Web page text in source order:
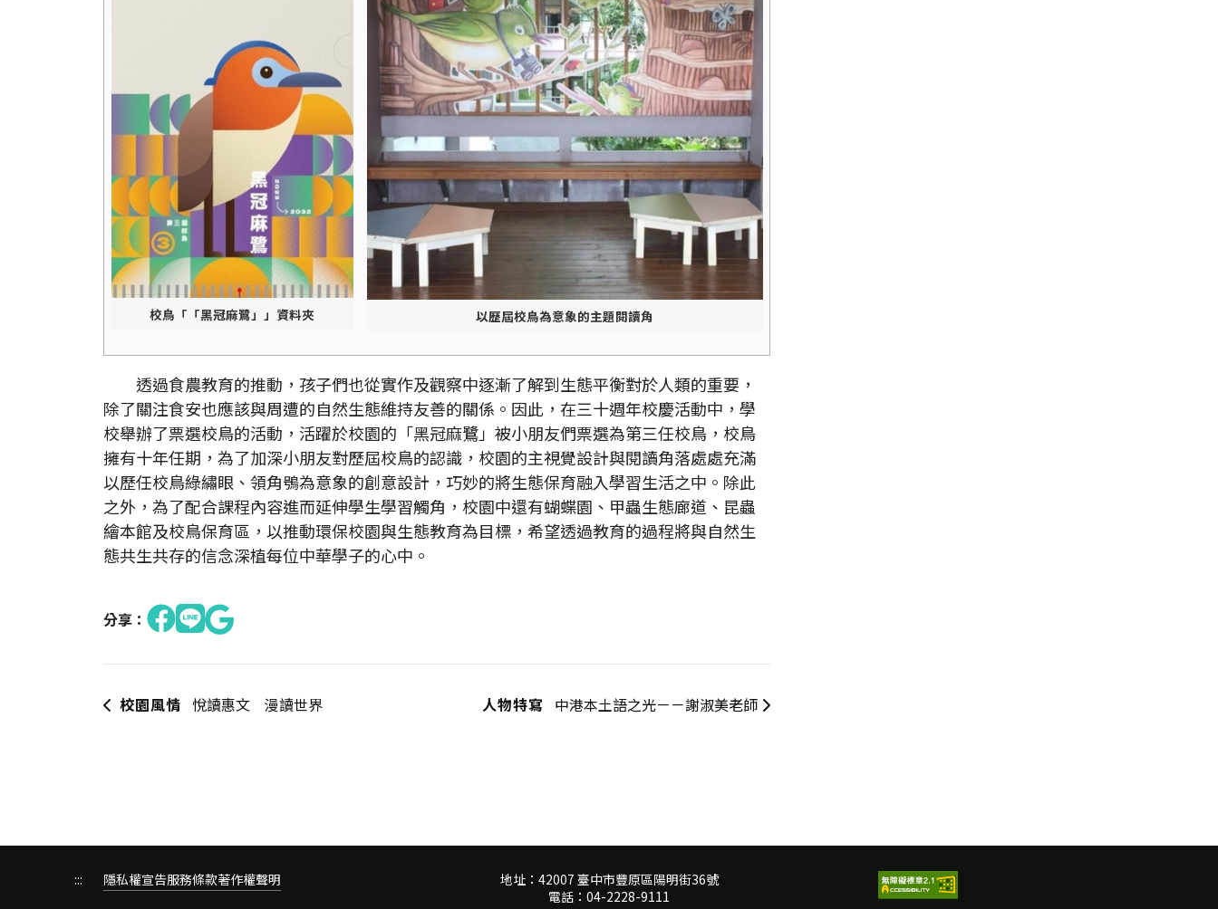
校鳥「「黑冠麻鷺」」資料夾 以歷屆校鳥為意象的主題閱讀角
透過食農教育的推動，孩子們也從實作及觀察中逐漸了解到生態平衡對於人類的重要，
除了關注食安也應該與周遭的自然生態維持友善的關係。因此，在三十週年校慶活動中，學
校舉辦了票選校鳥的活動，活躍於校園的「黑冠麻鷺」被小朋友們票選為第三任校鳥，校鳥
擁有十年任期，為了加深小朋友對歷屆校鳥的認識，校園的主視覺設計與閱讀角落處處充滿
以歷任校鳥綠繡眼、領角鴞為意象的創意設計，巧妙的將生態保育融入學習生活之中。除此
之外，為了配合課程內容進而延伸學生學習觸角，校園中還有蝴蝶園、甲蟲生態廊道、昆蟲
繪本館及校鳥保育區，以推動環保校園與生態教育為目標，希望透過教育的過程將與自然生
態共生共存的信念深植每位中華學子的心中。
分享：
校園風情 悅讀惠文 漫讀世界 人物特寫 中港本土語之光－－謝淑美老師
::: 隱私權宣告服務條款著作權聲明
地址：42007 臺中市豐原區陽明街36號
電話：04-2228-9111